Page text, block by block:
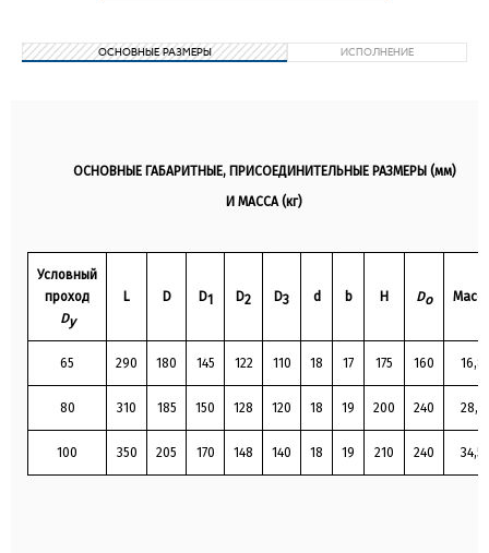
нейтральной среды рабочей температурой от - 15 до +
рабочей температурой от – 15 до +120°С вентили типа:
ОСНОВНЫЕ РАЗМЕРЫ ИСПОЛНЕНИЕ
ОСНОВНЫЕ ГАБАРИТНЫЕ, ПРИСОЕДИНИТЕЛЬНЫЕ РАЗМЕРЫ (мм)
И МАССА (кг)
Условный
проход
Dу
L D D1 D2 D3 d b H Do
65 290 180 145 122 110 18 17 175 160 16,8
80 310 185 150 128 120 18 19 200 240 28,5
100 350 205 170 148 140 18 19 210 240 34,5